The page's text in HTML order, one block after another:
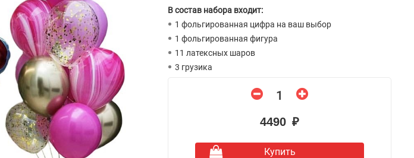
В состав набора входит:
1 фольгированная цифра на ваш выбор
1 фольгированная фигура
11 латексных шаров
3 грузика
4490 ₽
Купить